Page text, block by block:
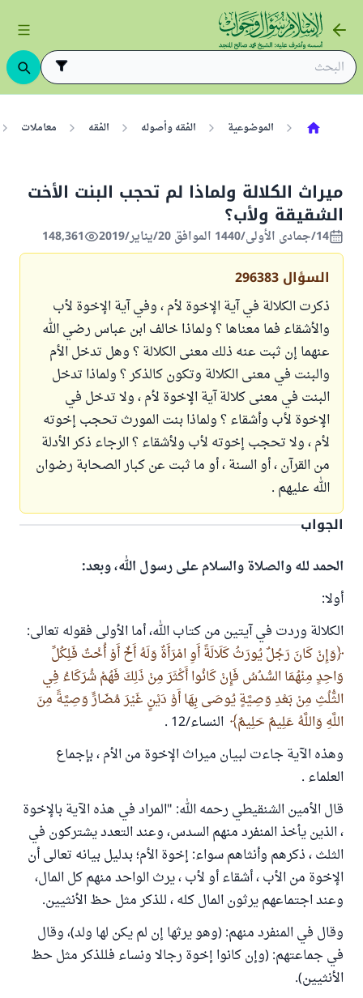
الموضوعية الفقه وأصوله الفقه معاملات
ميراث الكلالة ولماذا لم تحجب البنت الأخت
الشقيقة ولأب؟
14/جمادى الأولى/1440 الموافق 20/يناير/2019 148,361
السؤال 296383
ذكرت الكلالة في آية الإخوة لأم ، وفي آية الإخوة لأب
والأشقاء فما معناها ؟ ولماذا خالف ابن عباس رضي الله
عنهما إن ثبت عنه ذلك معنى الكلالة ؟ وهل تدخل الأم
والبنت في معنى الكلالة وتكون كالذكر ؟ ولماذا تدخل
البنت في معنى كلالة آية الإخوة لأم ، ولا تدخل في
الإخوة لأب وأشقاء ؟ ولماذا بنت المورث تحجب إخوته
لأم ، ولا تحجب إخوته لأب ولأشقاء ؟ الرجاء ذكر الأدلة
من القرآن ، أو السنة ، أو ما ثبت عن كبار الصحابة رضوان
الله عليهم .
الجواب
الحمد لله والصلاة والسلام على رسول الله، وبعد:
أولا:
الكلالة وردت في آيتين من كتاب الله، أما الأولى فقوله تعالى:
وَإِنْ كَانَ رَجُلٌ يُورَثُ كَلَالَةً أَوِ امْرَأَةٌ وَلَهُ أَخٌ أَوْ أُخْتٌ فَلِكُلِّ
وَاحِدٍ مِنْهُمَا السُّدُسُ فَإِنْ كَانُوا أَكْثَرَ مِنْ ذَلِكَ فَهُمْ شُرَكَاءُ فِي
الثُّلُثِ مِنْ بَعْدِ وَصِيَّةٍ يُوصَى بِهَا أَوْ دَيْنٍ غَيْرَ مُضَارٍّ وَصِيَّةً مِنَ
اللَّهِ وَاللَّهُ عَلِيمٌ حَلِيمٌ النساء/12 .
وهذه الآية جاءت لبيان ميراث الإخوة من الأم ، بإجماع
العلماء .
قال الأمين الشنقيطي رحمه الله: "المراد في هذه الآية بالإخوة
، الذين يأخذ المنفرد منهم السدس، وعند التعدد يشتركون في
الثلث ، ذكرهم وأنثاهم سواء: إخوة الأم؛ بدليل بيانه تعالى أن
الإخوة من الأب ، أشقاء أو لأب ، يرث الواحد منهم كل المال،
وعند اجتماعهم يرثون المال كله ، للذكر مثل حظ الأنثيين.
وقال في المنفرد منهم: (وهو يرثها إن لم يكن لها ولد)، وقال
في جماعتهم: (وإن كانوا إخوة رجالا ونساء فللذكر مثل حظ
الأنثيين).